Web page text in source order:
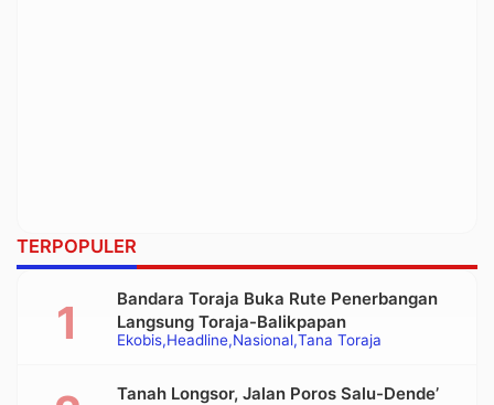
TERPOPULER
Ekobis Headline Nasional Tana Toraja
Bandara Toraja Buka Rute Penerbangan
Langsung Toraja-Balikpapan
Tanah Longsor, Jalan Poros Salu-Dende’